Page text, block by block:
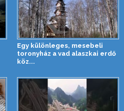
Egy különleges, mesebeli
toronyház a vad alaszkai erdő
köz...